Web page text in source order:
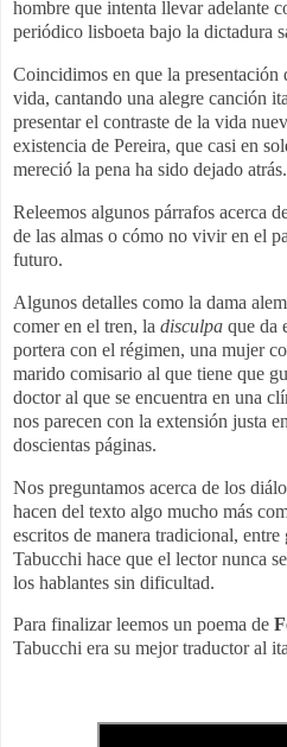
hombre que intenta llevar adelante
periódico lisboeta bajo la dictadura
Coincidimos en que la presentación
vida, cantando una alegre canción
presentar el contraste de la vida
existencia de Pereira, que casi en
mereció la pena ha sido dejado atrás.
Releemos algunos párrafos acerca
de las almas o cómo no vivir en el
futuro.
Algunos detalles como la dama
comer en el tren, la disculpa que da
portera con el régimen, una mujer
marido comisario al que tiene que
doctor al que se encuentra en una
nos parecen con la extensión justa
doscientas páginas.
Nos preguntamos acerca de los
hacen del texto algo mucho más
escritos de manera tradicional,
Tabucchi hace que el lector nunca
los hablantes sin dificultad.
Para finalizar leemos un poema de
Tabucchi era su mejor traductor al